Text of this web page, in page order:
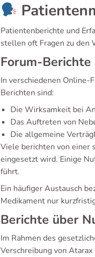
Patientenberichte und
stellen oft Fragen zu den
Forum-
In verschiedenen Online-
Berichten sind:
Die Wirksamkeit bei
Das Auftreten von
Die allgemeine
Viele berichten von einer
eingesetzt wird. Einige
führt.
Ein häufiger Austausch
Medikament nur
Berichte über
Im Rahmen des
Verschreibung von